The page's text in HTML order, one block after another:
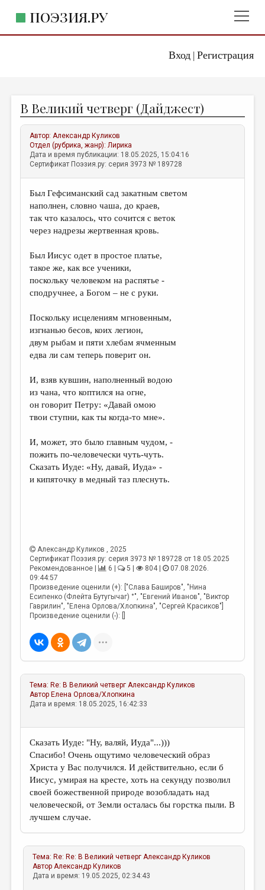
Вход| Регистрация
ПОЭЗИЯ.РУ
ЖАНРЫ
АВТОРЫ
КОММЕНТАРИИ
ЛИТСАЛОН
НОВОСТИ
ПРАВИЛА САЙТА
ИЗБРАННОЕ
ДАЙДЖЕСТ
ПЕРЕВОДЫ
КОНКУРСЫ
КНИЖНАЯ ПОЛКА
ОБЗОР ЛИТЕРАТУРЫ
ОБЪЯВЛЕНИЯ
ЭССЕИСТИКА
ЛИТЕРАТУРОВЕДЕНИЕ
КУЛЬТУРОВЕДЕНИЕ
ПУБЛИЦИСТИКА
РЕЦЕНЗИРОВАНИЕ
ЦИКЛЫ ПУБЛИКАЦИЙ
ТРЕДИАКОВСКИЙ
МЕДИА
В Великий четверг (Дайджест)
Автор:Александр Куликов
Отдел (рубрика, жанр):Лирика
Дата и время публикации: 18.05.2025, 15:04:16
Сертификат Поэзия.ру: серия 3973 № 189728
Был Гефсиманский сад закатным светом
наполнен, словно чаша, до краев,
так что казалось, что сочится с веток
через надрезы жертвенная кровь.
Был Иисус одет в простое платье,
такое же, как все ученики,
поскольку человеком на распятье -
сподручнее, а Богом – не с руки.
Поскольку исцелениям мгновенным,
изгнанью бесов, коих легион,
двум рыбам и пяти хлебам ячменным
едва ли сам теперь поверит он.
И, взяв кувшин, наполненный водою
из чана, что коптился на огне,
он говорит Петру: «Давай омою
твои ступни, как ты когда-то мне».
И, может, это было главным чудом, -
пожить по-человечески чуть-чуть.
Сказать Иуде: «Ну, давай, Иуда» -
и кипяточку в медный таз плеснуть.
Александр Куликов , 2025
Сертификат Поэзия.ру: серия 3973 № 189728 от 18.05.2025
Рекомендованное |
6 | 5 | 804 |
07.08.2026.
09:44:57
Произведение оценили (+): ["Слава Баширов", "Нина
Есипенко (Флейта Бутугычаг) °", "Евгений Иванов", "Виктор
Гаврилин", "Елена Орлова/Хлопкина", "Сергей Красиков"]
Произведение оценили (-): []
Тема: Re: В Великий четверг Александр Куликов
Автор Елена Орлова/Хлопкина
Дата и время: 18.05.2025, 16:42:33
Сказать Иуде: "Ну, валяй, Иуда"...)))
Спасибо! Очень ощутимо человеческий образ
Христа у Вас получился. И действительно, если б
Иисус, умирая на кресте, хоть на секунду позволил
своей божественной природе возобладать над
человеческой, от Земли осталась бы горстка пыли. В
лучшем случае.
Тема: Re: Re: В Великий четверг Александр Куликов
АвторАлександр Куликов
Дата и время: 19.05.2025, 02:34:43